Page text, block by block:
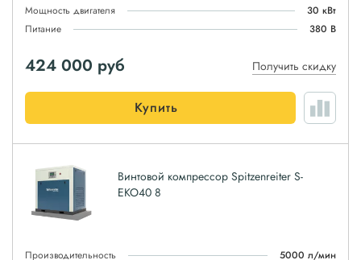
Мощность двигателя
30 кВт
Питание
380 В
424 000 руб Получить скидку
Купить
Винтовой компрессор Spitzenreiter S-
EKO40 8
Производительность 5000 л/мин